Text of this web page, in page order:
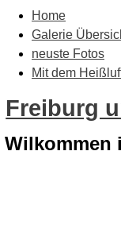
Home
Galerie
neuste Fotos
Mit dem
Freiburg
Wilkommen